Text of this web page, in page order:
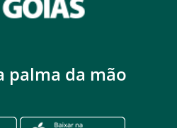
palma da mão